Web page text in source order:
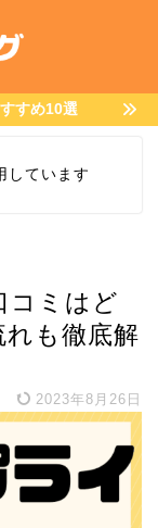
すめ10選
しています
コミはど
も徹底解
2023年8月26日